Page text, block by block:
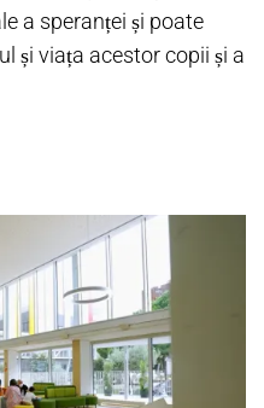
a speranței și poate
și viața acestor copii și a